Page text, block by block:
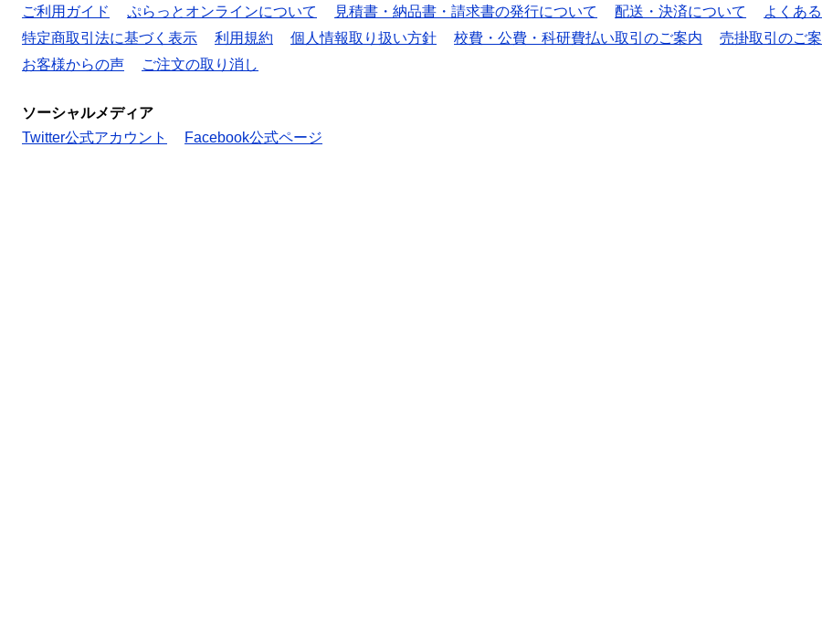
ご利用ガイド
ぷらっとオンラインについて 見積書・納品書・請求書の発行について 配送・決済について
よくあ
特定商取引法に基づく表示
利用規約 個人情報取り扱い方針 校費・公費・科研費払い取引のご案内 売掛取引のご
お客様からの声
ご注文の取り消し
ソーシャルメディア
Twitter公式アカウント
Facebook公式ページ